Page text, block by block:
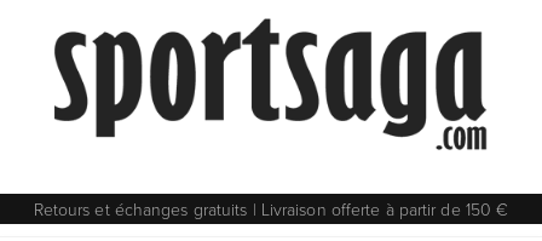
Retours et échanges gratuits | Livraison offerte à partir de 150 €